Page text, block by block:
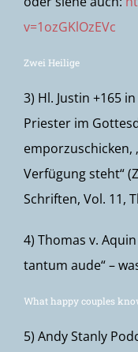
v=1ozGKlOzEVc
Zwei Heilige
3) Hl. Justin +165
Priester im
emporzuschicken,
Verfügung steht“
Schriften, Vol. 11,
4) Thomas v.
tantum aude“ –
What happy couples
5) Andy Stanly